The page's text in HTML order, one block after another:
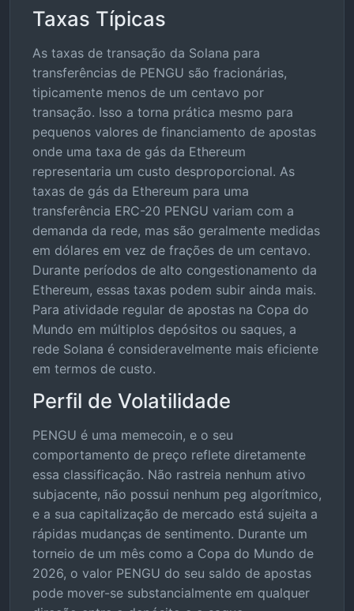
Taxas Típicas
As taxas de transação da Solana para
transferências de PENGU são fracionárias,
tipicamente menos de um centavo por
transação. Isso a torna prática mesmo para
pequenos valores de financiamento de apostas
onde uma taxa de gás da Ethereum
representaria um custo desproporcional. As
taxas de gás da Ethereum para uma
transferência ERC-20 PENGU variam com a
demanda da rede, mas são geralmente medidas
em dólares em vez de frações de um centavo.
Durante períodos de alto congestionamento da
Ethereum, essas taxas podem subir ainda mais.
Para atividade regular de apostas na Copa do
Mundo em múltiplos depósitos ou saques, a
rede Solana é consideravelmente mais eficiente
em termos de custo.
Perfil de Volatilidade
PENGU é uma memecoin, e o seu
comportamento de preço reflete diretamente
essa classificação. Não rastreia nenhum ativo
subjacente, não possui nenhum peg algorítmico,
e a sua capitalização de mercado está sujeita a
rápidas mudanças de sentimento. Durante um
torneio de um mês como a Copa do Mundo de
2026, o valor PENGU do seu saldo de apostas
pode mover-se substancialmente em qualquer